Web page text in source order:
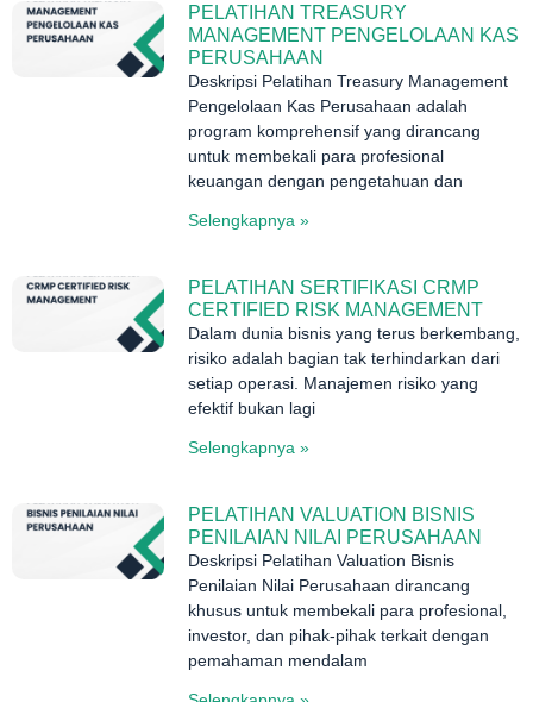
PELATIHAN TREASURY
MANAGEMENT PENGELOLAAN KAS
PERUSAHAAN
Deskripsi Pelatihan Treasury Management
Pengelolaan Kas Perusahaan adalah
program komprehensif yang dirancang
untuk membekali para profesional
keuangan dengan pengetahuan dan
Selengkapnya »
PELATIHAN SERTIFIKASI CRMP
CERTIFIED RISK MANAGEMENT
Dalam dunia bisnis yang terus berkembang,
risiko adalah bagian tak terhindarkan dari
setiap operasi. Manajemen risiko yang
efektif bukan lagi
Selengkapnya »
PELATIHAN VALUATION BISNIS
PENILAIAN NILAI PERUSAHAAN
Deskripsi Pelatihan Valuation Bisnis
Penilaian Nilai Perusahaan dirancang
khusus untuk membekali para profesional,
investor, dan pihak-pihak terkait dengan
pemahaman mendalam